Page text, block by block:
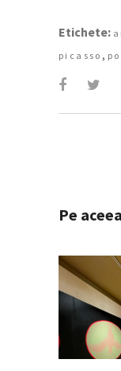
Etichete:
picasso ,
Pe